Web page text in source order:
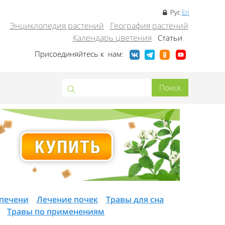
Рус En
Энциклопедия растений
География растений
Календарь цветения
Статьи
Присоединяйтесь к нам:
Лечение почек
Травы для сна
Травы по применениям